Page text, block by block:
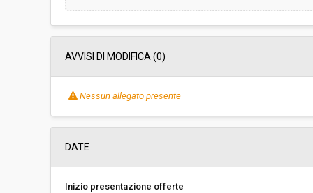
AVVISI DI MODIFICA (0)
Nessun allegato presente
DATE
Inizio presentazione offerte